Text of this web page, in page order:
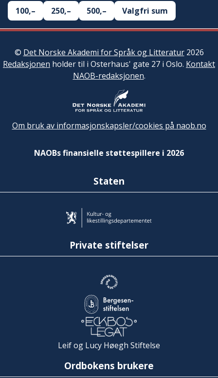
100,–
250,– 500,– Valgfri sum
© Det Norske Akademi for Språk og Litteratur2026
Redaksjonen holder til i Osterhaus' gate 27 i Oslo. Kontakt
NAOB-redaksjonen.
Om bruk av informasjonskapsler/cookies på naob.no
NAOBs finansielle støttespillere i 2026
Staten
Private stiftelser
Leif og Lucy Høegh Stiftelse
Ordbokens brukere